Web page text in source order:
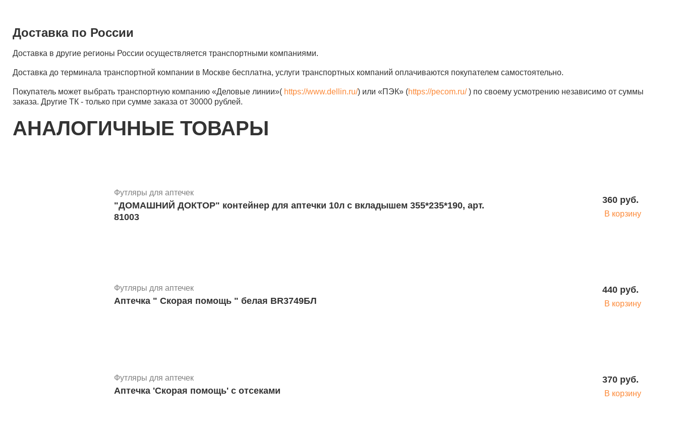
Доставка по России
Доставка в другие регионы России осуществляется транспортными компаниями.
Доставка до терминала транспортной компании в Москве бесплатна, услуги транспортных компаний оплачиваются покупателем самостоятельно.
Покупатель может выбрать транспортную компанию «Деловые линии»( https://www.dellin.ru/) или «ПЭК» (https://pecom.ru/) по своему усмотрению независимо от суммы
заказа. Другие ТК - только при сумме заказа от 30000 рублей.
АНАЛОГИЧНЫЕ ТОВАРЫ
Футляры для аптечек
"ДОМАШНИЙ ДОКТОР" контейнер для аптечки 10л с вкладышем 355*235*190, арт.
81003
360 руб.
В корзину
Футляры для аптечек
Аптечка " Скорая помощь " белая BR3749БЛ
440 руб.
В корзину
Футляры для аптечек
Аптечка 'Скорая помощь' с отсеками
370 руб.
В корзину